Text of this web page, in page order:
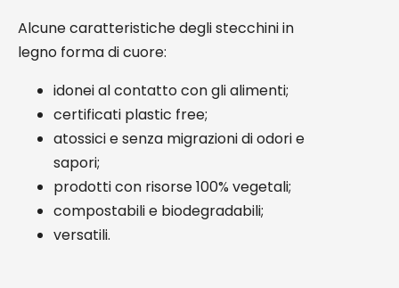
Alcune caratteristiche degli stecchini in
legno forma di cuore:
idonei al contatto con gli alimenti;
certificati plastic free;
atossici e senza migrazioni di odori e
sapori;
prodotti con risorse 100% vegetali;
compostabili e biodegradabili;
versatili.